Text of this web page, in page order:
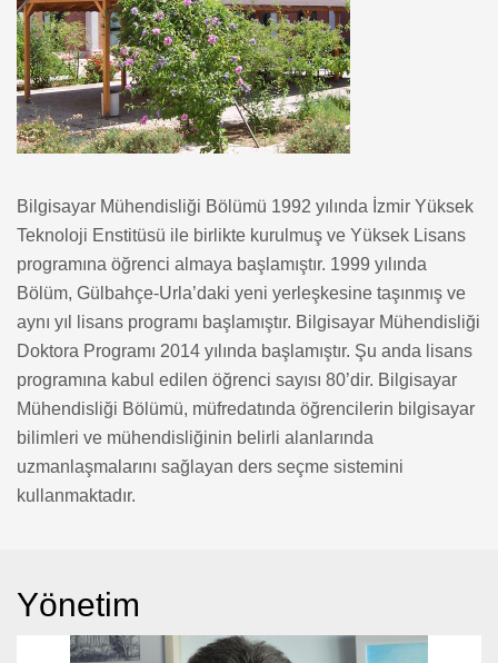
Bilgisayar Mühendisliği Bölümü 1992 yılında İzmir Yüksek
Teknoloji Enstitüsü ile birlikte kurulmuş ve Yüksek Lisans
programına öğrenci almaya başlamıştır. 1999 yılında
Bölüm, Gülbahçe-Urla’daki yeni yerleşkesine taşınmış ve
aynı yıl lisans programı başlamıştır. Bilgisayar Mühendisliği
Doktora Programı 2014 yılında başlamıştır. Şu anda lisans
programına kabul edilen öğrenci sayısı 80’dir. Bilgisayar
Mühendisliği Bölümü, müfredatında öğrencilerin bilgisayar
bilimleri ve mühendisliğinin belirli alanlarında
uzmanlaşmalarını sağlayan ders seçme sistemini
kullanmaktadır.
Yönetim